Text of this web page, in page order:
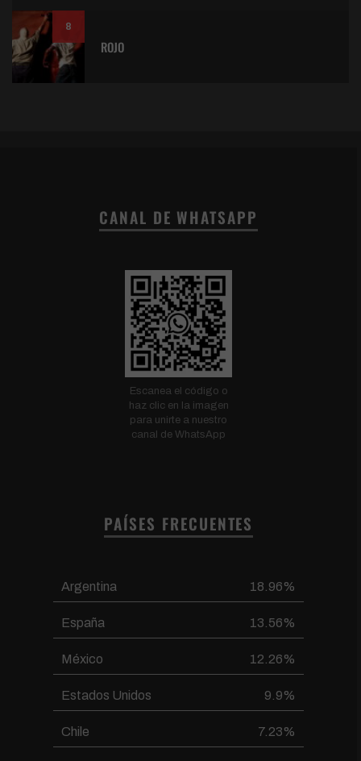
8
ROJO
CANAL DE WHATSAPP
Escanea el código o
haz clic en la imagen
para unirte a nuestro
canal de WhatsApp
PAÍSES FRECUENTES
Argentina 18.96%
España 13.56%
México 12.26%
Estados Unidos 9.9%
Chile 7.23%